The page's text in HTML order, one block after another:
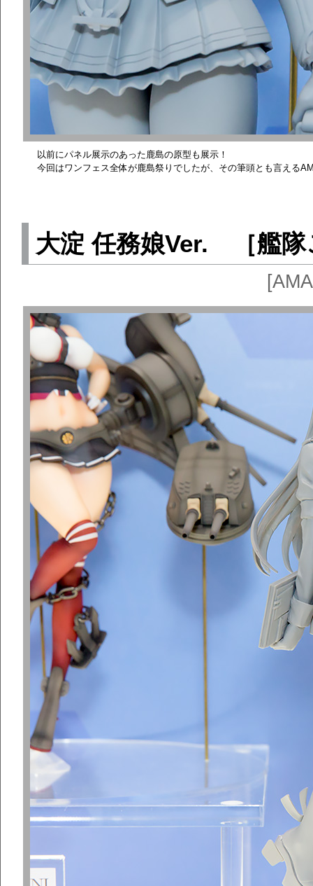
以前にパネル展示のあった鹿島の原型も展示！
今回はワンフェス全体が鹿島祭りでしたが、その筆頭とも言える
大淀 任務娘Ver. ［艦隊